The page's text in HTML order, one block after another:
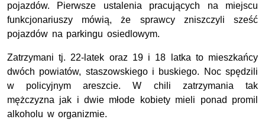
pojazdów. Pierwsze ustalenia pracujących na miejscu
funkcjonariuszy mówią, że sprawcy zniszczyli sześć
pojazdów na parkingu osiedlowym.
Zatrzymani tj. 22-latek oraz 19 i 18 latka to mieszkańcy
dwóch powiatów, staszowskiego i buskiego. Noc spędzili
w policyjnym areszcie. W chili zatrzymania tak
mężczyzna jak i dwie młode kobiety mieli ponad promil
alkoholu w organizmie.